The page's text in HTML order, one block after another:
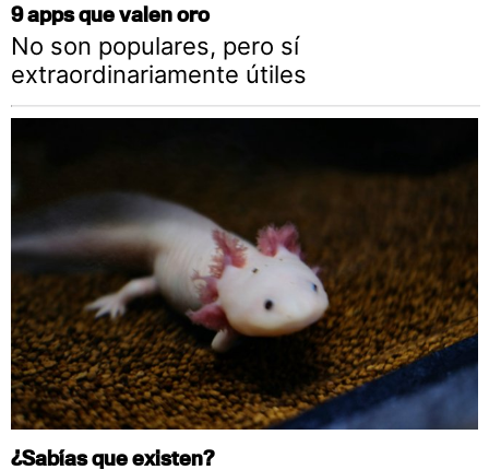
9 apps que valen oro
No son populares, pero sí
extraordinariamente útiles
¿Sabías que existen?